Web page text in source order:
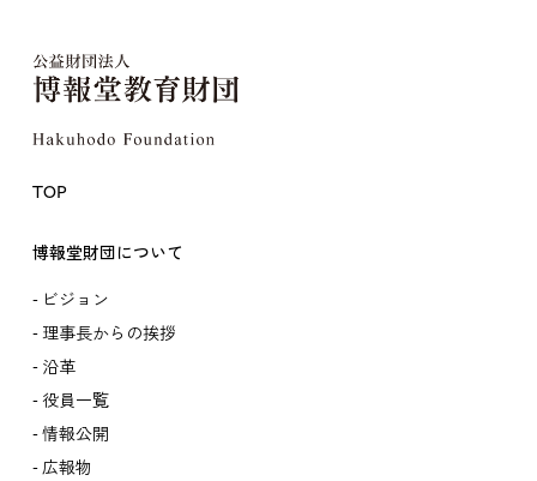
TOP
博報堂財団について
ビジョン
理事長からの挨拶
沿革
役員一覧
情報公開
広報物